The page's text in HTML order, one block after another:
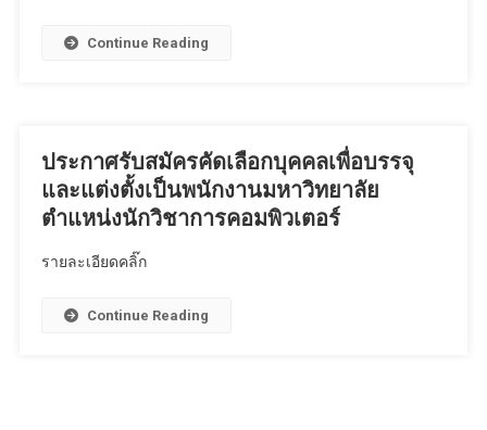
Continue Reading
ประกาศรับสมัครคัดเลือกบุคคลเพื่อบรรจุ
และแต่งตั้งเป็นพนักงานมหาวิทยาลัย
ตำแหน่งนักวิชาการคอมพิวเตอร์
รายละเอียดคลิ๊ก
Continue Reading